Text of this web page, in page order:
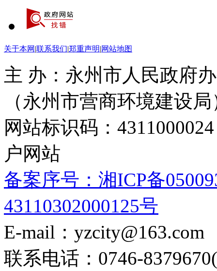
关于本网 |联系我们|郑重声明|网站地图
主 办：永州市人民政府
（永州市营商环境建设局
网站标识码：
户网站
备案序号：湘ICP备
43110302000125号
E-mail：yzcity@163.com
联系电话：0746-